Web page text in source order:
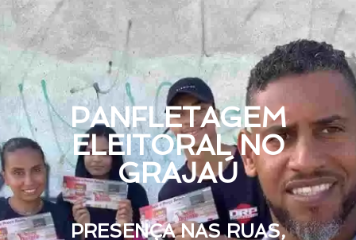
PANFLETAGEM
ELEITORAL NO
GRAJAÚ
PRESENÇA NAS RUAS,